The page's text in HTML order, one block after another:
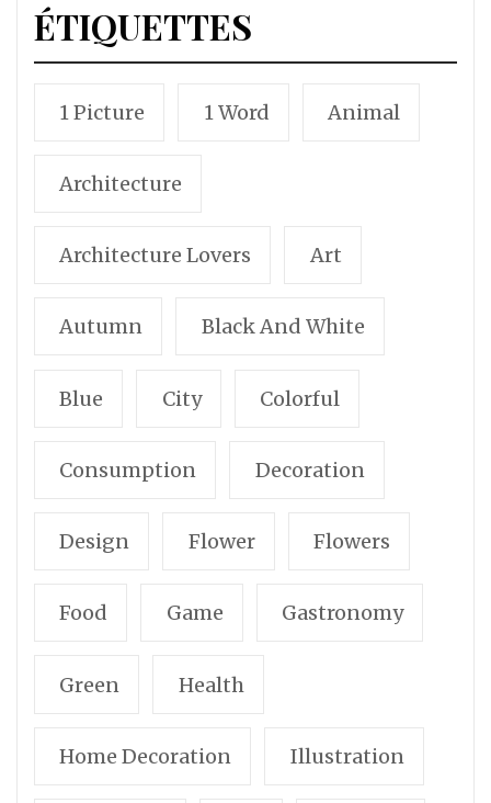
ÉTIQUETTES
1 Picture 1 Word Animal
Architecture
Architecture Lovers Art
Autumn Black And White
Blue City Colorful
Consumption Decoration
Design Flower Flowers
Food Game Gastronomy
Green Health
Home Decoration Illustration